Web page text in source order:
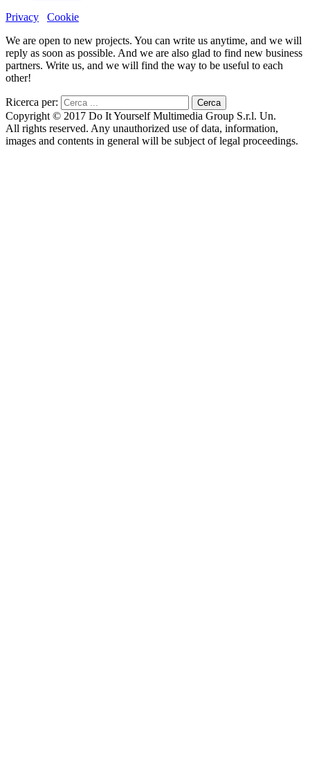
Privacy
Cookie
We are open to new projects. You can write us anytime, and we will
reply as soon as possible. And we are also glad to find new business
partners. Write us, and we will find the way to be useful to each
other!
Ricerca per:
Copyright © 2017 Do It Yourself Multimedia Group S.r.l. Un.
All rights reserved. Any unauthorized use of data, information,
images and contents in general will be subject of legal proceedings.